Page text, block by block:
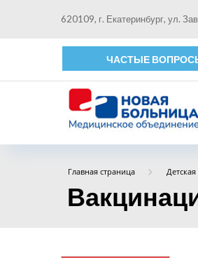
620109, г. Екатеринбург, ул.
ЧАСТЫЕ
Главная страница